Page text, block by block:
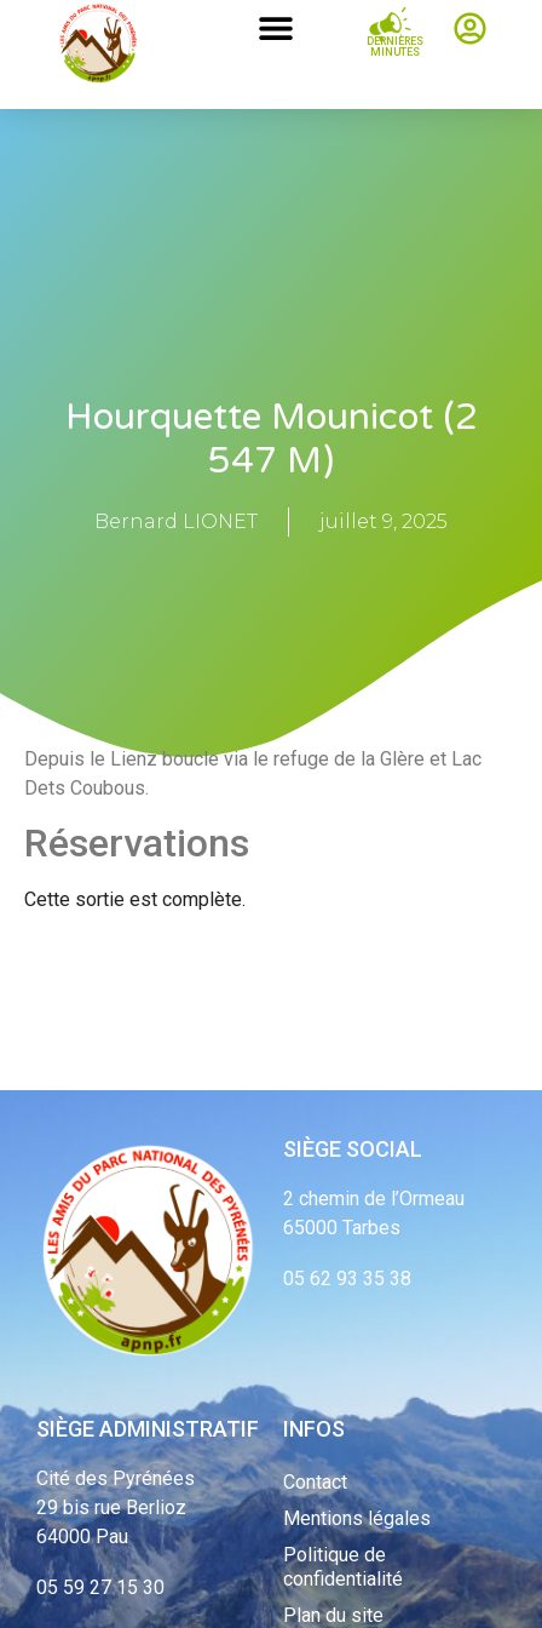
DERNIÈRES
MINUTES
Hourquette Mounicot (2
547 M)
Bernard LIONET juillet 9, 2025
Depuis le Lienz boucle via le refuge de la Glère et Lac
Dets Coubous.
Réservations
Cette sortie est complète.
SIÈGE SOCIAL
2 chemin de l’Ormeau
65000 Tarbes
05 62 93 35 38
SIÈGE ADMINISTRATIF
Cité des Pyrénées
29 bis rue Berlioz
64000 Pau
05 59 27 15 30
INFOS
Contact
Mentions légales
Politique de
confidentialité
Plan du site